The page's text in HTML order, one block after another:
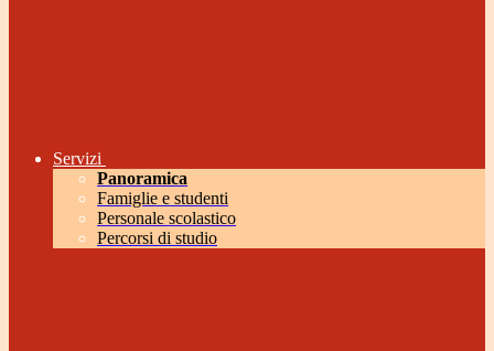
Servizi
Panoramica
Famiglie e studenti
Personale scolastico
Percorsi di studio